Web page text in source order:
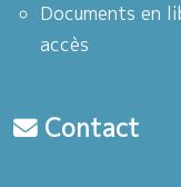
Documents en
accès
Contact